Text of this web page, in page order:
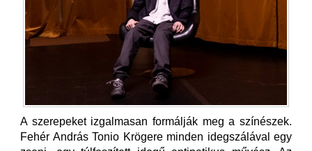
A szerepeket izgalmasan formálják meg a színészek.
Fehér András Tonio Krögere minden idegszálával egy